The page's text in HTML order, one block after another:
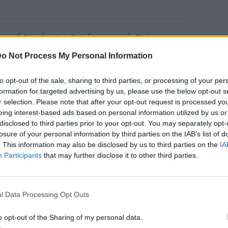
Not Process My Personal Information
opt-out of the sale, sharing to third parties, or processing of your
for targeted advertising by us, please use the below opt-out
selection. Please note that after your opt-out request is processed
interest-based ads based on personal information utilized by us
to third parties prior to your opt-out. You may separately
of your personal information by third parties on the IAB’s list of
This information may also be disclosed by us to third parties on the
Participants that may further disclose it to other third parties.
Data Processing Opt Outs
opt-out of the Sharing of my personal data.
την έννοια του ζευγαριού, της
πεδίου δημιουργίας. Μέσα από το
κοινότητας, η έκθεση
ή περιοριστική μορφή, αλλά ως
ανταλλαγής, έντασης, τρυφερότητας και
φράση της εμπορικής γλώσσας ως
ποικιλομορφία χωρίς αποκλεισμό και